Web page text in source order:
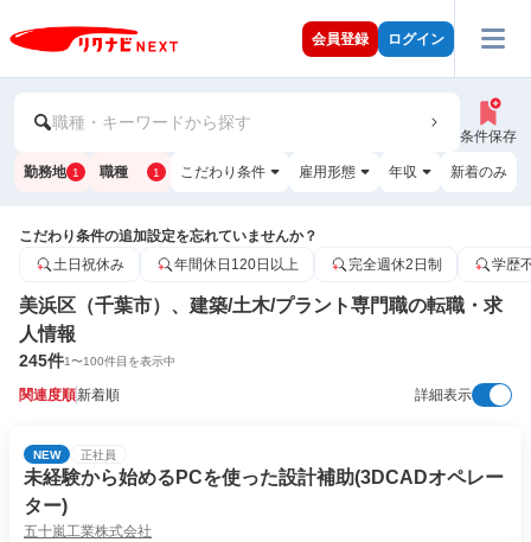
会員登録 ログイン
職種・キーワードから探す
条件保存
勤務地 1 職種 1 こだわり条件 雇用形態 年収 新着のみ
こだわり条件の追加設定を忘れていませんか？
土日祝休み
年間休日120日以上 完全週休2日制 学歴
美浜区（千葉市）、建築/土木/プラント専門職の転職・求
人情報
245件1〜100件目を表示中
関連度順新着順 詳細表示
NEW 正社員
未経験から始めるPCを使った設計補助(3DCADオペレー
ター)
五十嵐工業株式会社